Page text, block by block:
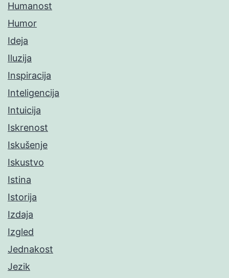
Humanost
Humor
Ideja
Iluzija
Inspiracija
Inteligencija
Intuicija
Iskrenost
Iskušenje
Iskustvo
Istina
Istorija
Izdaja
Izgled
Jednakost
Jezik